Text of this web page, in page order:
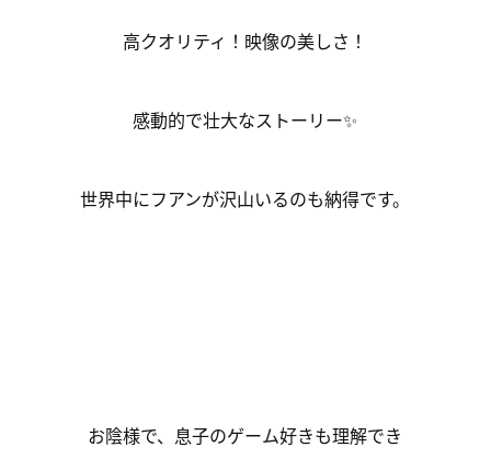
高クオリティ！映像の美しさ！
感動的で壮大なストーリー✨
世界中にフアンが沢山いるのも納得です。
お陰様で、息子のゲーム好きも理解でき